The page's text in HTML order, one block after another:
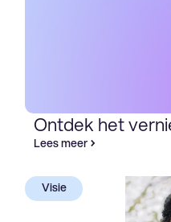
Ontdek het
Lees meer
Visie